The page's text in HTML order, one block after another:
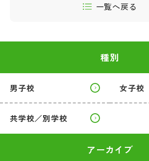
一覧へ戻る
種別
男子校 女子校
共学校／別学校
アーカイブ